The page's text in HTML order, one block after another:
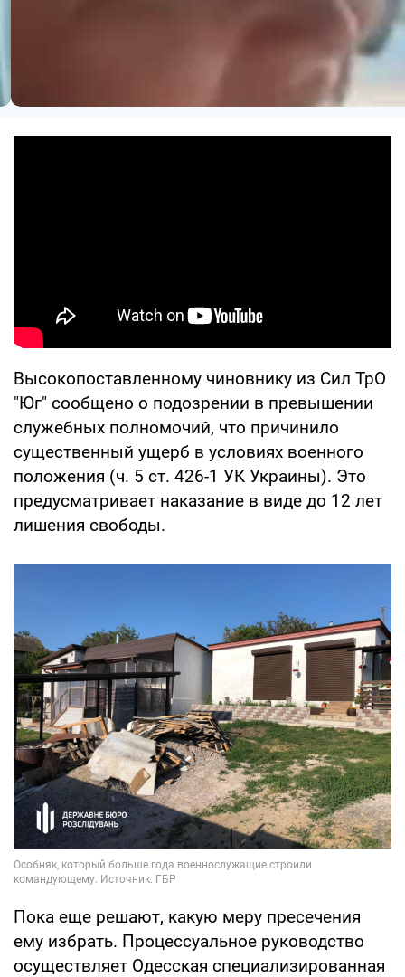
Высокопоставленному чиновнику из Сил ТрО
"Юг" сообщено о подозрении в превышении
служебных полномочий, что причинило
существенный ущерб в условиях военного
положения (ч. 5 ст. 426-1 УК Украины). Это
предусматривает наказание в виде до 12 лет
лишения свободы.
Пока еще решают, какую меру пресечения
ему избрать. Процессуальное руководство
осуществляет Одесская специализированная